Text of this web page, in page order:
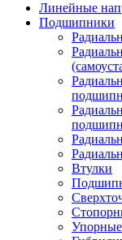
Линейные
Подшипники
Втулки